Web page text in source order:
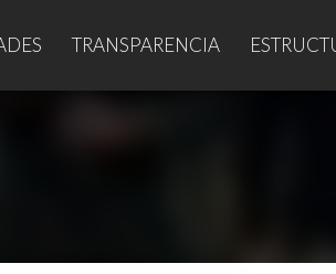
TRANSPARENCIA